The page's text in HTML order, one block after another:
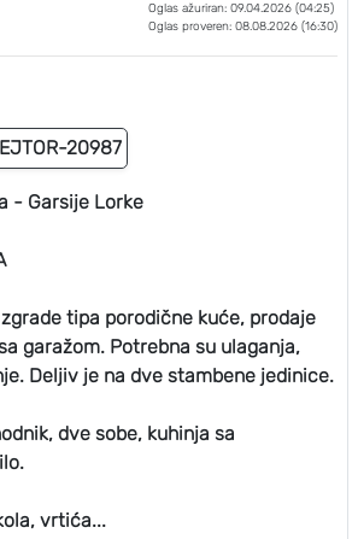
Oglas ažuriran: 09.04.2026 (04:25)
Oglas proveren: 08.08.2026 (16:30)
20987
- Garsije Lorke
tipa porodične kuće, prodaje
garažom. Potrebna su ulaganja,
Deljiv je na dve stambene jedinice.
dve sobe, kuhinja sa
vrtića...